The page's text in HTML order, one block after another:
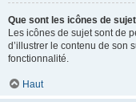
Que sont les icônes de
Les icônes de sujet sont de
d’illustrer le contenu de son
fonctionnalité.
Haut